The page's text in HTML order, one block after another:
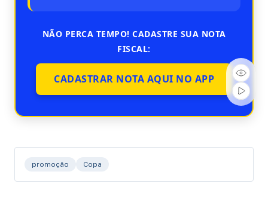
NÃO PERCA TEMPO! CADASTRE SUA NOTA
FISCAL:
CADASTRAR NOTA AQUI NO APP
promoção Copa